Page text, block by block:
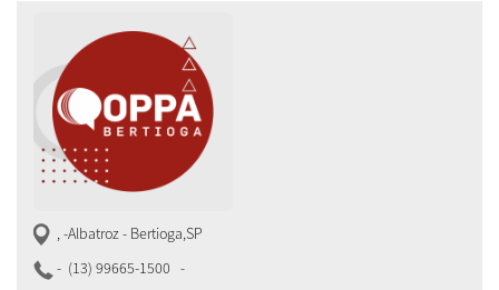
, -Albatroz- Bertioga,SP
- (13) 99665-1500 -